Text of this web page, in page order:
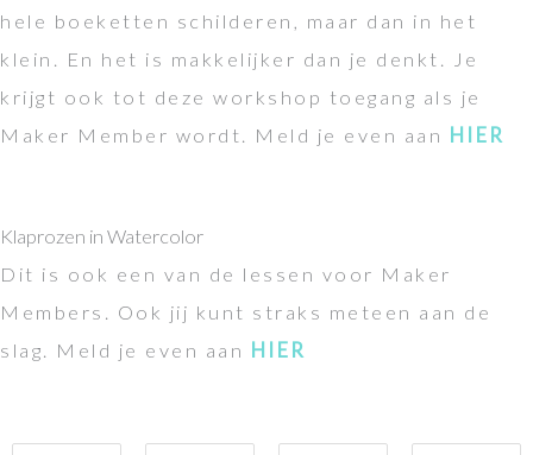
hele boeketten schilderen, maar dan in het
klein. En het is makkelijker dan je denkt. Je
krijgt ook tot deze workshop toegang als je
Maker Member wordt. Meld je even aan HIER
Klaprozen in Watercolor
Dit is ook een van de lessen voor Maker
Members. Ook jij kunt straks meteen aan de
slag. Meld je even aan HIER